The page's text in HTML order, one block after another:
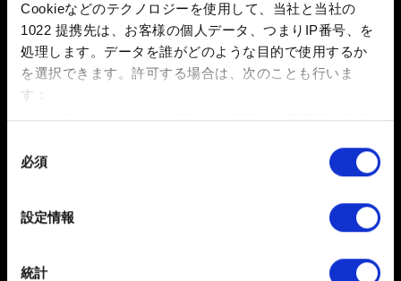
Cookieなどのテクノロジーを使用して、当社と当社の
1022 提携先は、お客様の個人データ、つまりIP番号、を
処理します。データを誰がどのような目的で使用するか
を選択できます。 許可する場合は、次のことも行いま
す：
数メートル以内の誤差の地理的な位置情報を収集
特定の特性（フィンガープリント）を積極的にス
詳細セクション
で個人データの処理方法と設定を行って
ください。「Cookie宣言」からいつでも同意を変更また
必須
設定情報
統計
お困りですか
お問い合わせ